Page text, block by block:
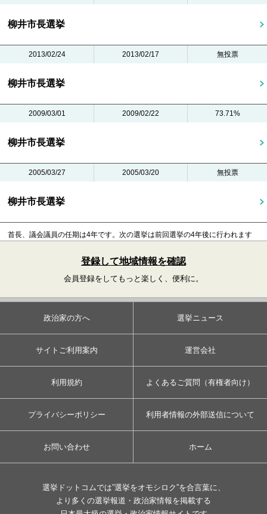
柳井市長選挙
2013/02/24 2013/02/17 無投票
柳井市長選挙
2009/03/01 2009/02/22 73.71%
柳井市長選挙
2005/03/27 2005/03/20 無投票
柳井市長選挙
首長、議会議員の任期は4年です。 次の選挙は前回選挙の4年後に行われます
登録して地域情報を確認
会員登録をしてもっと楽しく、便利に。
政治家の方へ 選挙ニュース
サイトご利用案内 運営会社
利用規約 よくあるご質問（有権者向け）
プライバシーポリシー 利用者情報の外部送信について
お問い合わせ ホーム
選挙ドットコムでは”選挙をオモシロク”を合言葉に、
より多くの選挙報道・政治家情報を掲載する